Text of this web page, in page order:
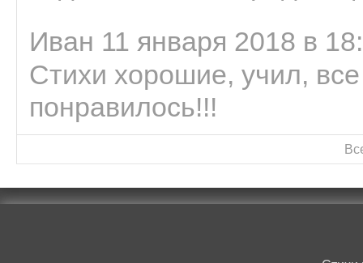
Иван 11 января 2018 в
Стихи хорошие, учил,
понравилось!!!